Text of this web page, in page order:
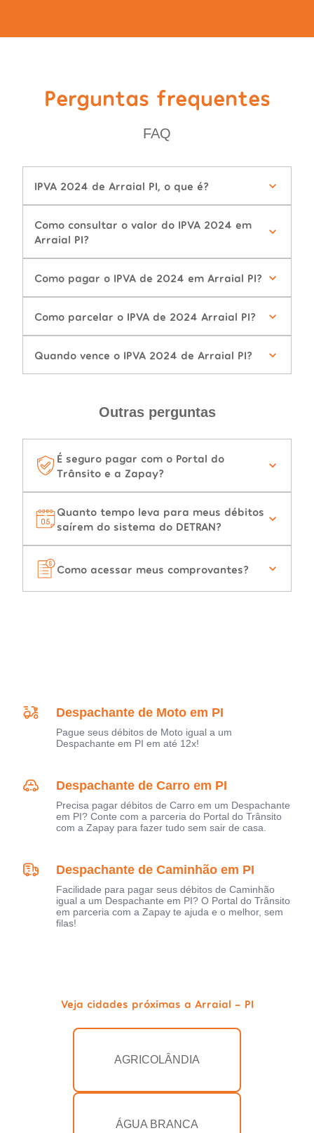
Perguntas frequentes
FAQ
IPVA 2024 de Arraial PI, o que é?
Como consultar o valor do IPVA 2024 em
Arraial PI?
Como pagar o IPVA de 2024 em Arraial PI?
Como parcelar o IPVA de 2024 Arraial PI?
Quando vence o IPVA 2024 de Arraial PI?
Outras perguntas
É seguro pagar com o Portal do
Trânsito e a Zapay?
Quanto tempo leva para meus débitos
saírem do sistema do DETRAN?
Como acessar meus comprovantes?
Despachante de Moto em PI
Pague seus débitos de Moto igual a um
Despachante em PI em até 12x!
Despachante de Carro em PI
Precisa pagar débitos de Carro em um Despachante
em PI? Conte com a parceria do Portal do Trânsito
com a Zapay para fazer tudo sem sair de casa.
Despachante de Caminhão em PI
Facilidade para pagar seus débitos de Caminhão
igual a um Despachante em PI? O Portal do Trânsito
em parceria com a Zapay te ajuda e o melhor, sem
filas!
Veja cidades próximas a Arraial - PI
AGRICOLÂNDIA
ÁGUA BRANCA